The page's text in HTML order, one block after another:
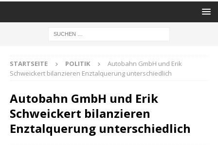
STARTSEITE POLITIK
Autobahn GmbH und Erik
Schweickert bilanzieren Enztalquerung unterschiedlich
Autobahn GmbH und Erik
Schweickert bilanzieren
Enztalquerung unterschiedlich